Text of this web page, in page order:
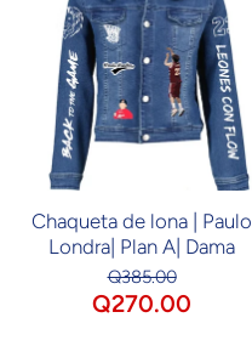
Chaqueta de lona | Paulo
Londra| Plan A| Dama
Q385.00
Q270.00